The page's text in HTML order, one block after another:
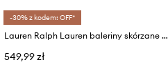
-30% z kodem: OFF*
Lauren Ralph Lauren baleriny skórzane Jayna Mj
549,99 zł